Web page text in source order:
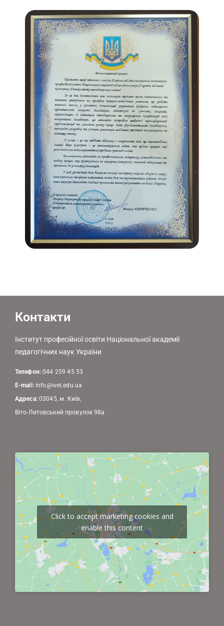
Контакти
Інститут професійної освіти Національної академії
педагогічних наук України
Телефон:044 259 45 53
E-mail: info@ivet.edu.ua
Адреса:03045, м. Київ,
Віто-Литовський провулок 98а
Click to accept marketing cookies and
enable this content